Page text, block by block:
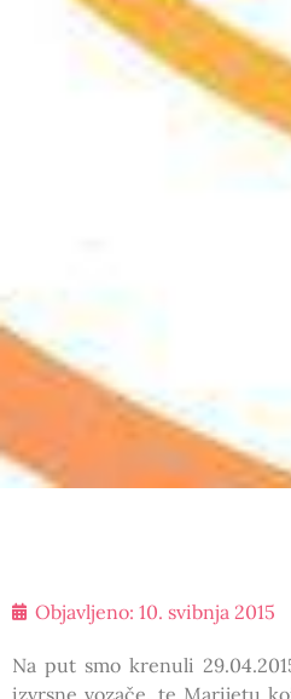
Objavljeno: 10. svibnja 2015
Na put smo krenuli
izvrsne vozače, te Marijetu